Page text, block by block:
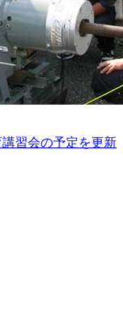
習会の予定を更新